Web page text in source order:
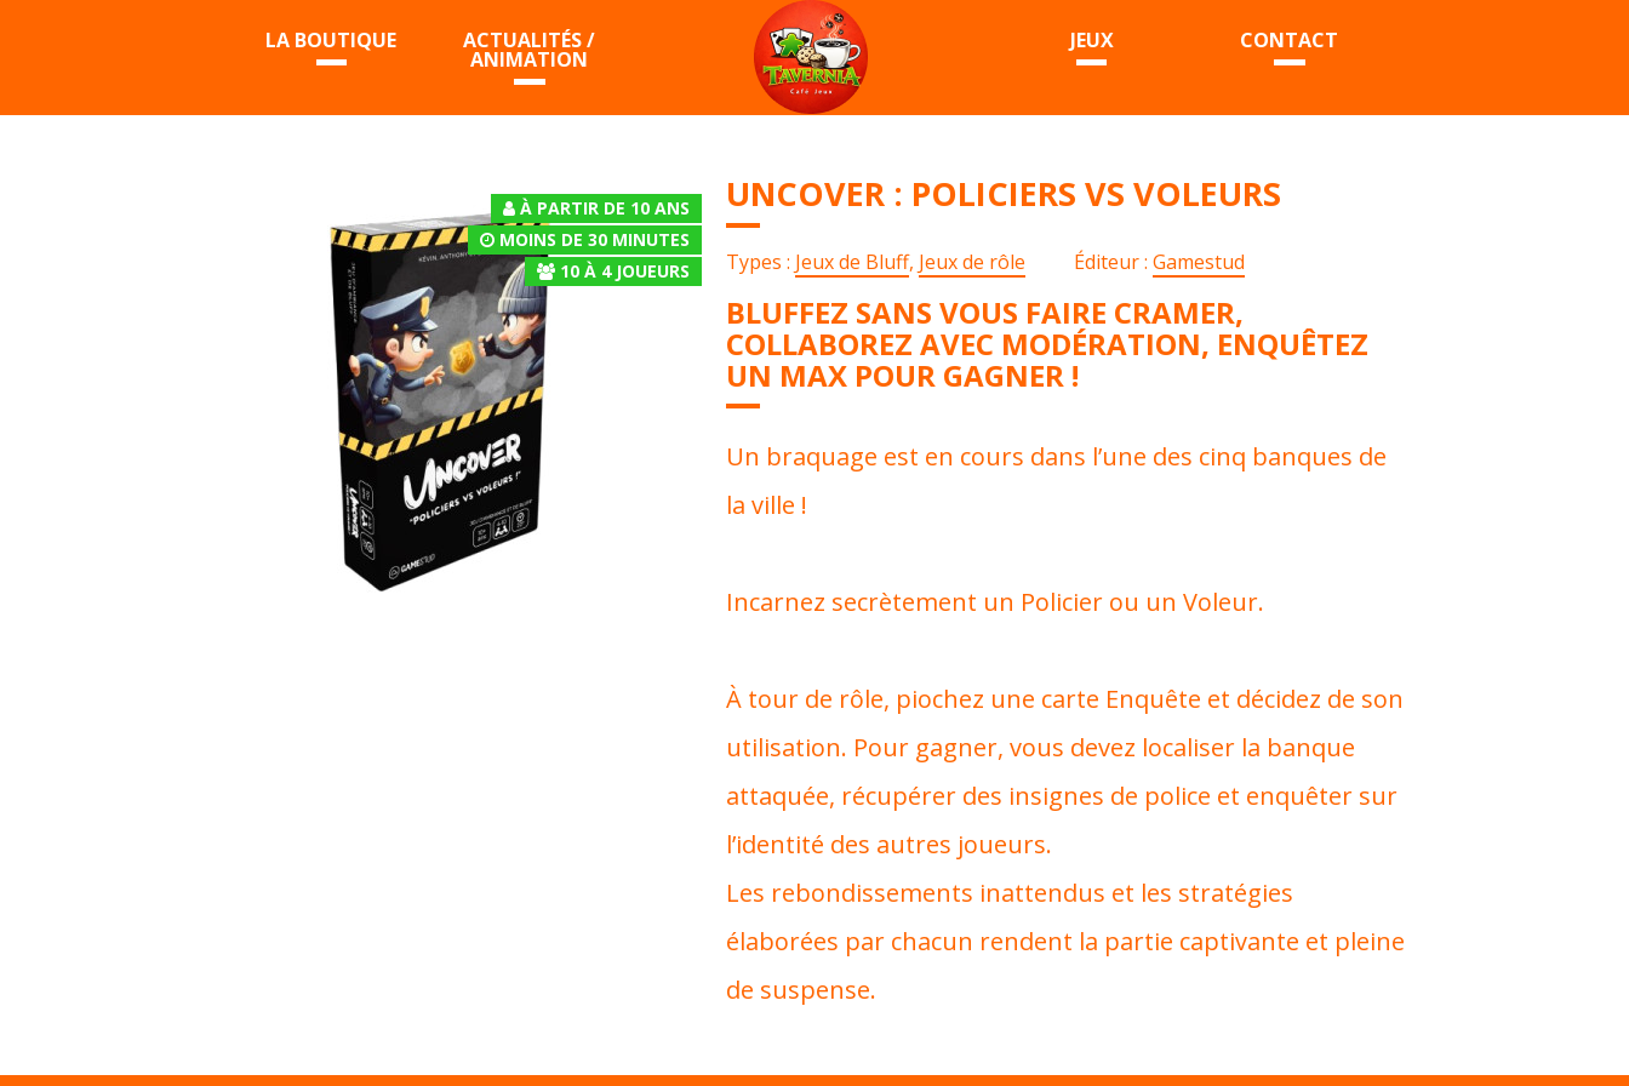
LA BOUTIQUE ACTUALITÉS /
ANIMATION
JEUX CONTACT
À PARTIR DE 10 ANS
MOINS DE 30 MINUTES
10À 4JOUEURS
UNCOVER : POLICIERS VS VOLEURS
Types : Jeux de Bluff, Jeux de rôle Éditeur :Gamestud
BLUFFEZ SANS VOUS FAIRE CRAMER,
COLLABOREZ AVEC MODÉRATION, ENQUÊTEZ
UN MAX POUR GAGNER !
Un braquage est en cours dans l’une des cinq banques de
la ville !
Incarnez secrètement un Policier ou un Voleur.
À tour de rôle, piochez une carte Enquête et décidez de son
utilisation. Pour gagner, vous devez localiser la banque
attaquée, récupérer des insignes de police et enquêter sur
l’identité des autres joueurs.
Les rebondissements inattendus et les stratégies
élaborées par chacun rendent la partie captivante et pleine
de suspense.